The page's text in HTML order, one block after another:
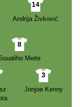
14
Andrija Živković
8
Meite
3
Jonjoe Kenny